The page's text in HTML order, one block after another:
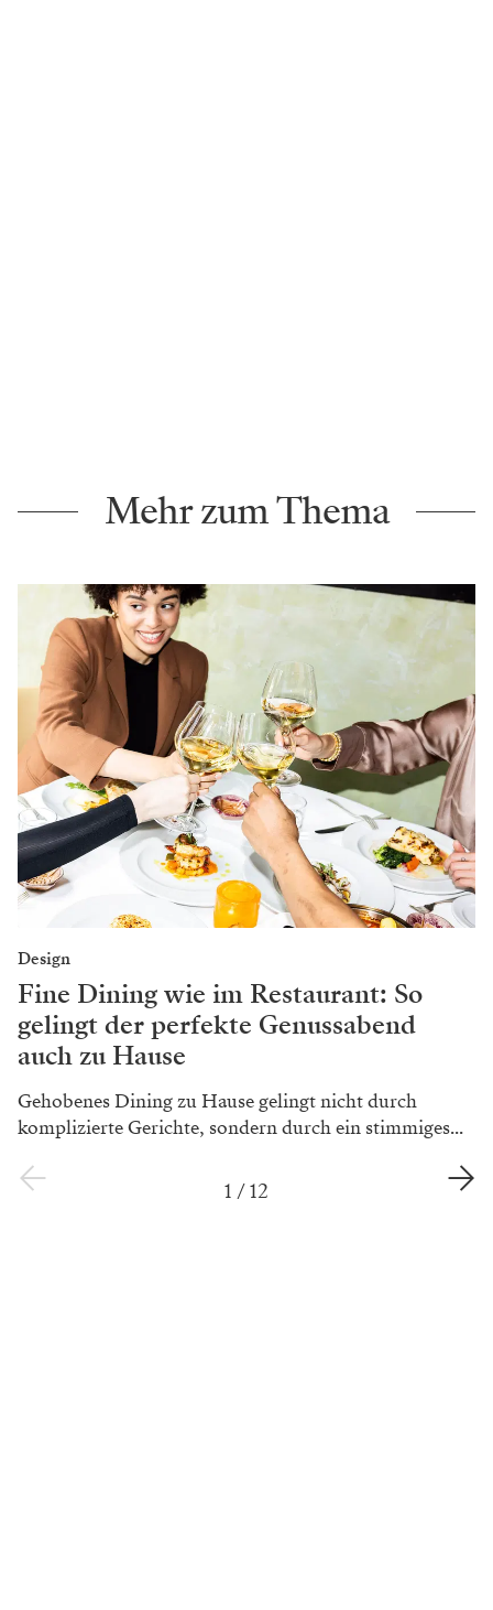
Mehr zum Thema
Design
Fine Dining wie im Restaurant: So
gelingt der perfekte Genussabend
auch zu Hause
Gehobenes Dining zu Hause gelingt nicht durch
komplizierte Gerichte, sondern durch ein stimmiges...
1 /12